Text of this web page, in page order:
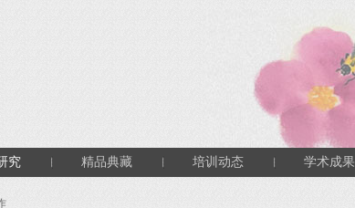
究 精品典藏 培训动态 学术成果